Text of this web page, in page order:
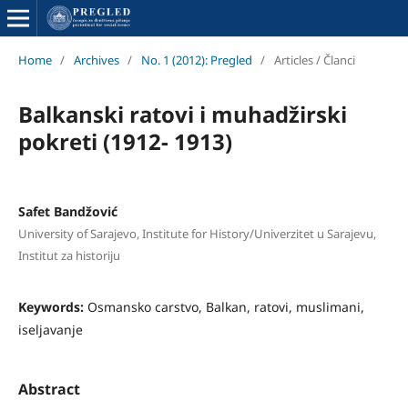
Home / Archives / No. 1 (2012): Pregled / Articles / Članci
Balkanski ratovi i muhadžirski
pokreti (1912- 1913)
Safet Bandžović
University of Sarajevo, Institute for History/Univerzitet u Sarajevu,
Institut za historiju
Keywords: Osmansko carstvo, Balkan, ratovi, muslimani,
iseljavanje
Abstract